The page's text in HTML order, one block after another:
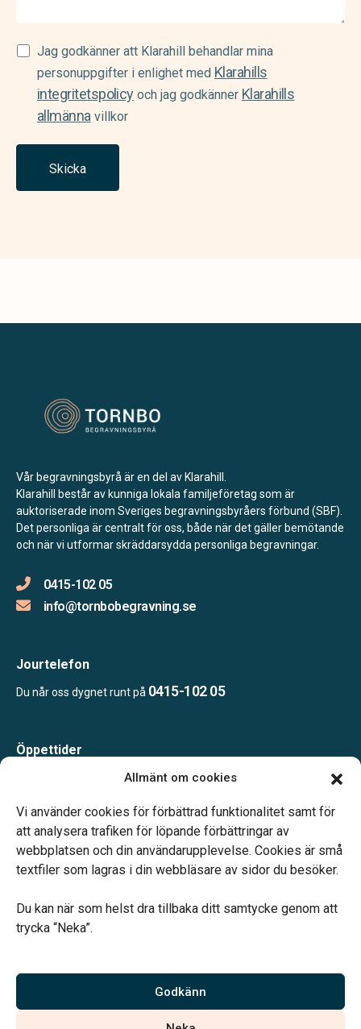
Allmänt om cookies
Vi använder cookies för förbättrad funktionalitet samt för
att analysera trafiken för löpande förbättringar av
webbplatsen och din användarupplevelse. Cookies är små
textfiler som lagras i din webbläsare av sidor du besöker.
Du kan när som helst dra tillbaka ditt samtycke genom att
trycka “Neka”.
Godkänn
Samtycke
(Required)
Jag godkänner att Klarahill behandlar mina
personuppgifter i enlighet med Klarahills
integritetspolicyoch jag godkänner Klarahills
allmännavillkor
Skicka
Vår begravningsbyrå är en del av Klarahill.
Klarahill består av kunniga lokala familjeföretag som är
auktoriserade inom Sveriges begravningsbyråers förbund (SBF).
Det personliga är centralt för oss, både när det gäller bemötande
och när vi utformar skräddarsydda personliga begravningar.
0415-102 05
info@tornbobegravning.se
Jourtelefon
Du når oss dygnet runt på 0415-102 05
Öppettider
Måndag-Torsdag 09.00-15.00
Telefonjour dygnet runt.
Vårt systerbolag Verahill hjälper dig med familjejuridiken –
Vi är auktoriserade av Sveriges Begravningsbyråers Förbund och